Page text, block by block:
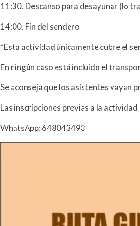
11:30. Descanso para desayunar (lo
14:00. Fin del sendero
*Esta actividad únicamente cubre el
En ningún caso está incluido el
Se aconseja que los asistentes vayan
Las inscripciones previas a la
WhatsApp: 648043493